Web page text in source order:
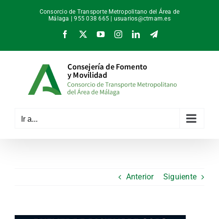
Consorcio de Transporte Metropolitano del Área de
Málaga | 955 038 665 | usuarios@ctmam.es
Facebook
X YouTubeInstagramLinkedInTelegram
Ir a...
Anterior Siguiente